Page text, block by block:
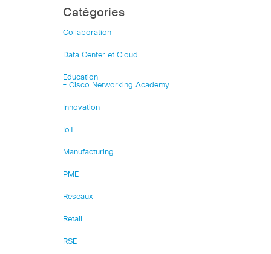
Catégories
Collaboration
Data Center et Cloud
Education
– Cisco Networking Academy
Innovation
IoT
Manufacturing
PME
Réseaux
Retail
RSE